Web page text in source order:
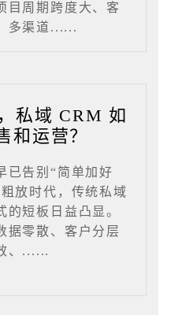
目周期跨度大、客
多渠道......
私域 CRM 如
和运营？
已告别“简单加好
放时代，传统私域
的短板日益凸显。
据零散、客户分层
、......